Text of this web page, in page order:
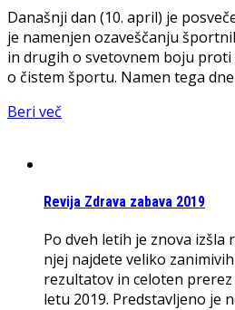
Današnji dan (10. april) je
je namenjen ozaveščanju
in drugih o svetovnem boju
o čistem športu. Namen tega dne
Beri več
Revija Zdrava zabava 2019
Po dveh letih je znova izšla
njej najdete veliko
rezultatov in celoten prerez
letu 2019. Predstavljeno je